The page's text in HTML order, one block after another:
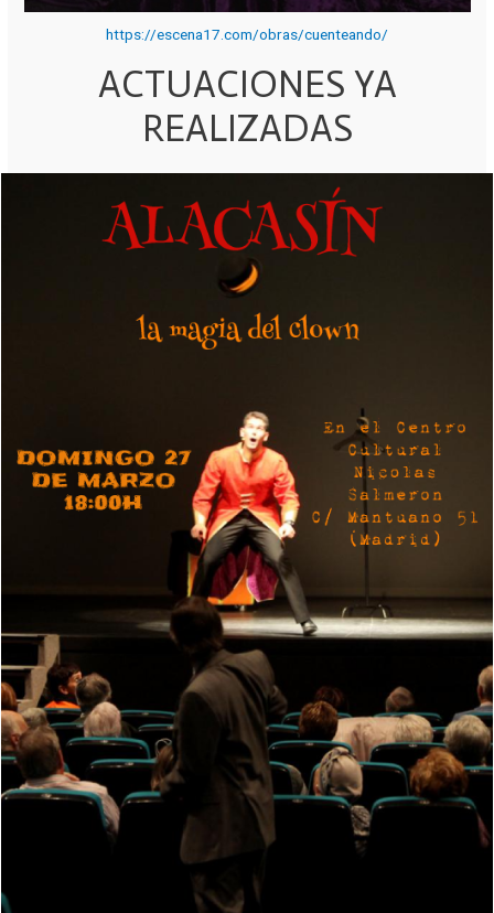
https://escena17.com/obras/cuenteando/
ACTUACIONES YA
REALIZADAS